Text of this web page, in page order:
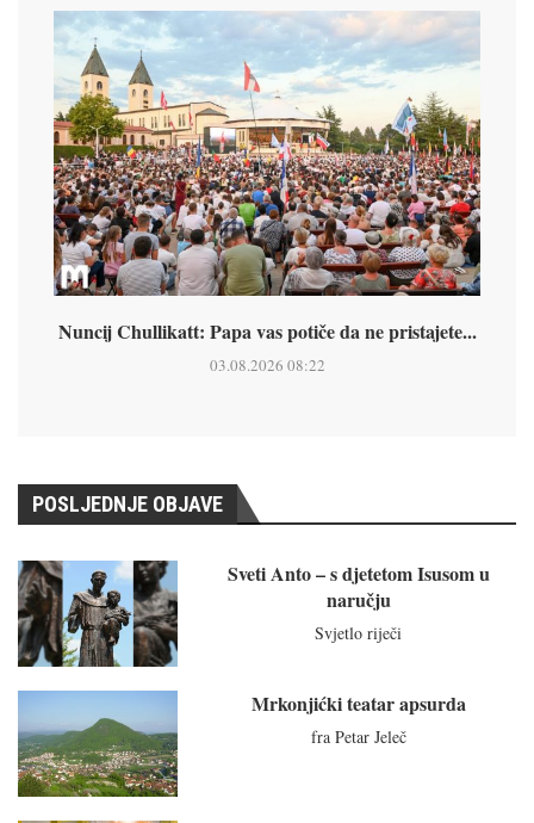
Nuncij Chullikatt: Papa vas potiče da ne pristajete...
03.08.2026 08:22
POSLJEDNJE OBJAVE
Sveti Anto – s djetetom Isusom u
naručju
Svjetlo riječi
Mrkonjićki teatar apsurda
fra Petar Jeleč